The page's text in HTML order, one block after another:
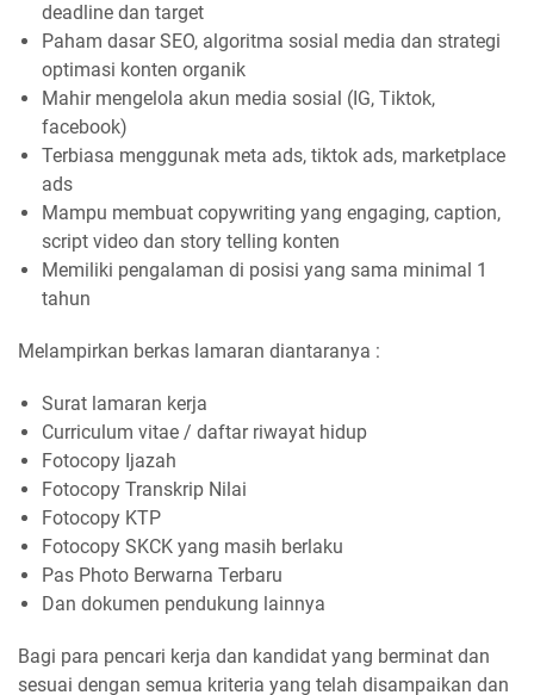
deadline dan target
Paham dasar SEO, algoritma sosial media dan strategi
optimasi konten organik
Mahir mengelola akun media sosial (IG, Tiktok,
facebook)
Terbiasa menggunak meta ads, tiktok ads, marketplace
ads
Mampu membuat copywriting yang engaging, caption,
script video dan story telling konten
Memiliki pengalaman di posisi yang sama minimal 1
tahun
Melampirkan berkas lamaran diantaranya :
Surat lamaran kerja
Curriculum vitae / daftar riwayat hidup
Fotocopy Ijazah
Fotocopy Transkrip Nilai
Fotocopy KTP
Fotocopy SKCK yang masih berlaku
Pas Photo Berwarna Terbaru
Dan dokumen pendukung lainnya
Bagi para pencari kerja dan kandidat yang berminat dan
sesuai dengan semua kriteria yang telah disampaikan dan